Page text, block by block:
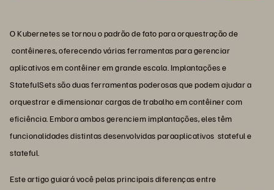
O Kubernetes se tornou o padrão de fato para orquestração de
contêineres, oferecendo várias ferramentas para gerenciar
aplicativos em contêiner em grande escala. Implantações e
StatefulSets são duas ferramentas poderosas que podem ajudar a
orquestrar e dimensionar cargas de trabalho em contêiner com
eficiência. Embora ambos gerenciem implantações, eles têm
funcionalidades distintas desenvolvidas paraaplicativos stateful e
stateful.
Este artigo guiará você pelas principais diferenças entre